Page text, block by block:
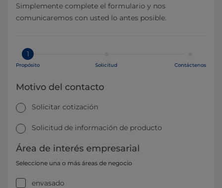
Simplemente complete el formulario y nos
comunicaremos con usted lo antes posible.
1
Propósito Solicitud Contáctenos
Motivo del contacto
Solicitar cotización
Solicitud de información de producto
Área de interés empresarial
Seleccione una o más áreas de negocio
envasado